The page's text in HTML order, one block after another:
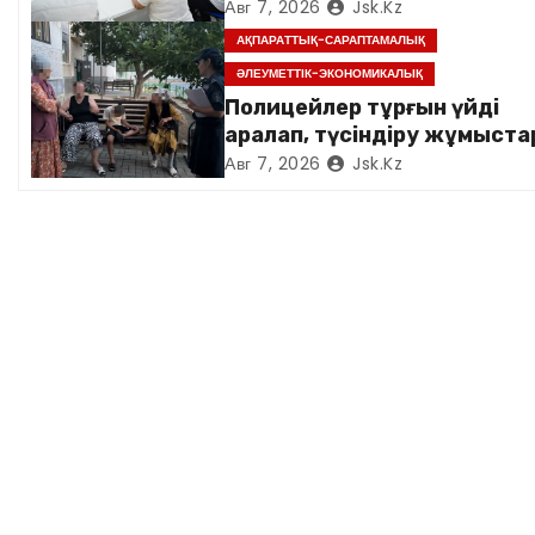
з
а
п
и
аралады*
Авг 7, 2026 Jsk.kz
АҚПАРАТТЫҚ-САРАПТАМАЛЫҚ
ӘЛЕУМЕТТІК-ЭКОНОМИКАЛЫҚ
Полицейлер тұрғын үйді
аралап, түсіндіру
жүргізді
Авг 7, 2026 Jsk.kz